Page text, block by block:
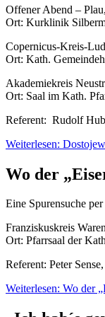
Offener Abend –
Ort: Kurklinik
Copernicus-Kreis-
Ort: Kath.
Akademiekreis
Ort: Saal im Kath.
Referent: Rudolf
Weiterlesen:
Wo der
Eine Spurensuche
Franziskuskreis
Ort: Pfarrsaal der
Referent: Peter
Weiterlesen: Wo der